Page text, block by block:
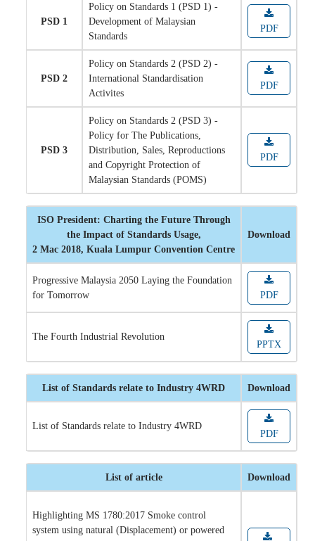
PSD 1
Policy on Standards 1 (PSD 1) -
Development of Malaysian
Standards
PDF
PSD 2
Policy on Standards 2 (PSD 2) -
International Standardisation
Activites
PDF
PSD 3
Policy on Standards 2 (PSD 3) -
Policy for The Publications,
Distribution, Sales, Reproductions
and Copyright Protection of
Malaysian Standards (POMS)
PDF
ISO President: Charting the Future Through
the Impact of Standards Usage,
2 Mac 2018, Kuala Lumpur Convention Centre
Download
Progressive Malaysia 2050 Laying the Foundation
for Tomorrow
PDF
The Fourth Industrial Revolution
PPTX
List of Standards relate to Industry 4WRD Download
List of Standards relate to Industry 4WRD
PDF
List of article Download
Highlighting MS 1780:2017 Smoke control
system using natural (Displacement) or powered